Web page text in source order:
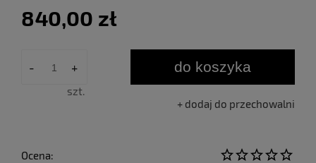
840,00 zł
- +
szt.
do koszyka
dodaj do przechowalni
Ocena: